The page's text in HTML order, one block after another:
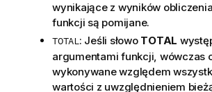
wynikające z wyników
funkcji są pomijane.
TOTAL: Jeśli słowo TOTAL
argumentami funkcji, wówczas
wykonywane względem
wartości z uwzględnieniem